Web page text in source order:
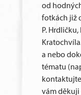
od
fotkách již
P. Hrdličku,
a nebo
tématu
vám děkuji